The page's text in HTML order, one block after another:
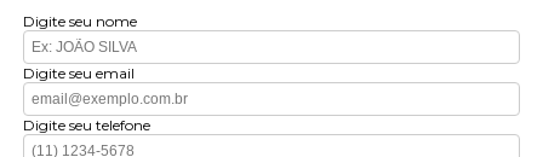
Digite seu nome
Digite seu email
Digite seu telefone